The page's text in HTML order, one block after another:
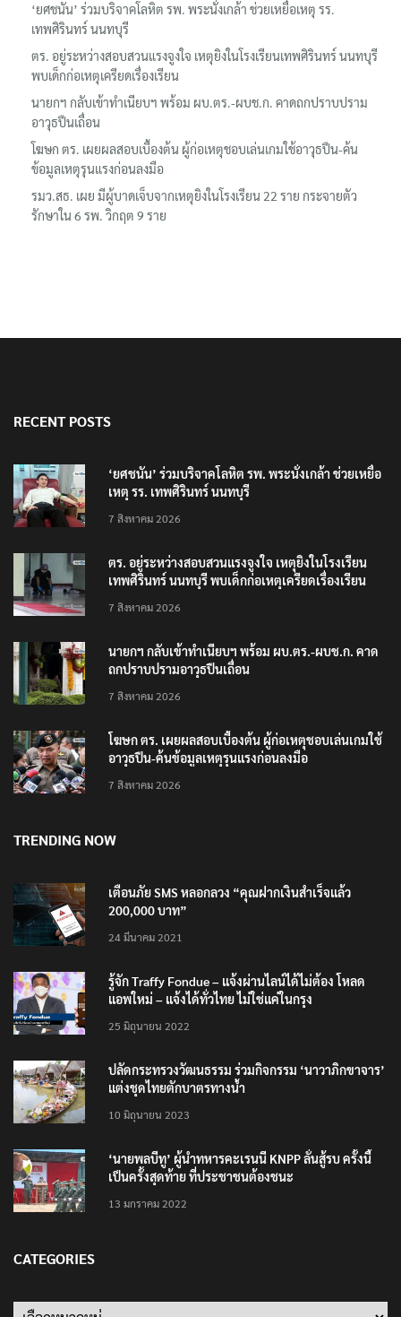
‘ยศชนัน’ ร่วมบริจาคโลหิต รพ. พระนั่งเกล้า ช่วยเหยื่อเหตุ รร.
เทพศิรินทร์ นนทบุรี
ตร. อยู่ระหว่างสอบสวนแรงจูงใจ เหตุยิงในโรงเรียนเทพศิรินทร์ นนทบุรี
พบเด็กก่อเหตุเครียดเรื่องเรียน
นายกฯ กลับเข้าทำเนียบฯ พร้อม ผบ.ตร.-ผบช.ก. คาดถกปราบปราม
อาวุธปืนเถื่อน
โฆษก ตร. เผยผลสอบเบื้องต้น ผู้ก่อเหตุชอบเล่นเกมใช้อาวุธปืน-ค้น
ข้อมูลเหตุรุนแรงก่อนลงมือ
รมว.สธ. เผย มีผู้บาดเจ็บจากเหตุยิงในโรงเรียน 22 ราย กระจายตัว
รักษาใน 6 รพ. วิกฤต 9 ราย
RECENT POSTS
‘ยศชนัน’ ร่วมบริจาคโลหิต รพ. พระนั่งเกล้า ช่วยเหยื่อ
เหตุ รร. เทพศิรินทร์ นนทบุรี
7 สิงหาคม 2026
ตร. อยู่ระหว่างสอบสวนแรงจูงใจ เหตุยิงในโรงเรียน
เทพศิรินทร์ นนทบุรี พบเด็กก่อเหตุเครียดเรื่องเรียน
7 สิงหาคม 2026
นายกฯ กลับเข้าทำเนียบฯ พร้อม ผบ.ตร.-ผบช.ก. คาด
ถกปราบปรามอาวุธปืนเถื่อน
7 สิงหาคม 2026
โฆษก ตร. เผยผลสอบเบื้องต้น ผู้ก่อเหตุชอบเล่นเกมใช้
อาวุธปืน-ค้นข้อมูลเหตุรุนแรงก่อนลงมือ
7 สิงหาคม 2026
TRENDING NOW
เตือนภัย SMS หลอกลวง “คุณฝากเงินสำเร็จแล้ว
200,000 บาท”
24 มีนาคม 2021
รู้จัก Traffy Fondue – แจ้งผ่านไลน์ได้ไม่ต้อง โหลด
แอพใหม่ – แจ้งได้ทั่วไทย ไม่ใช่แค่ในกรุง
25 มิถุนายน 2022
ปลัดกระทรวงวัฒนธรรม ร่วมกิจกรรม ‘นาวาภิกขาจาร’
แต่งชุดไทยตักบาตรทางน้ำ
10 มิถุนายน 2023
‘นายพลบีทู’ ผู้นำทหารคะเรนนี KNPP ลั่นสู้รบ ครั้งนี้
เป็นครั้งสุดท้าย ที่ประชาชนต้องชนะ
13 มกราคม 2022
CATEGORIES
Categories